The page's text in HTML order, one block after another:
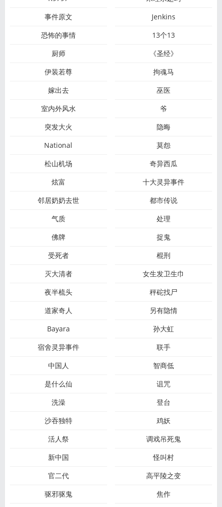
事件原文
Jenkins
恐怖的事情
13个13
厨师
《圣经》
伊装若尊
拘魂马
嫁出去
巫医
室内外风水
爷
突发大火
隐晦
National
莫怨
松山机场
奇异西瓜
炫富
十大灵异事件
邻居奶奶去世
都市传说
气质
处理
佛牌
捉鬼
受死者
棍刑
灭大清者
女生发卫生巾
夜半梳头
秤砣找尸
道家奇人
另有隐情
Bayara
孙大虹
宿舍灵异事件
联手
中国人
智商低
是什么仙
诅咒
洗澡
登台
沙吞独特
鸡妖
活人祭
调戏吊死鬼
新中国
怪叫村
官二代
高平陵之变
驱邪驱鬼
焦作